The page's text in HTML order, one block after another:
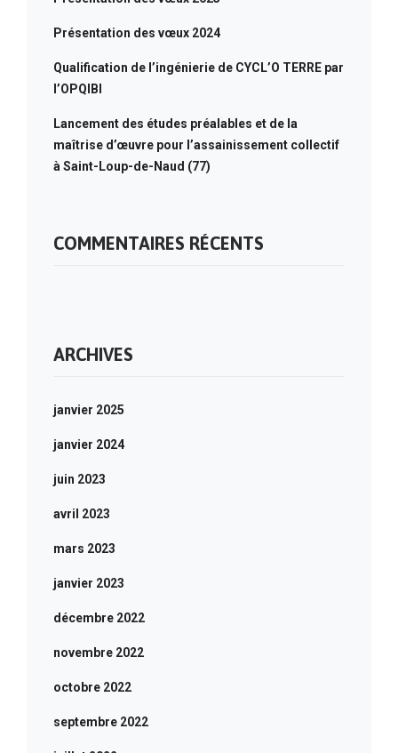
Présentation des vœux 2024
Qualification de l’ingénierie de CYCL’O TERRE par
l’OPQIBI
Lancement des études préalables et de la
maîtrise d’œuvre pour l’assainissement collectif
à Saint-Loup-de-Naud (77)
COMMENTAIRES RÉCENTS
ARCHIVES
janvier 2025
janvier 2024
juin 2023
avril 2023
mars 2023
janvier 2023
décembre 2022
novembre 2022
octobre 2022
septembre 2022